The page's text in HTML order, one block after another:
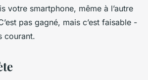
votre smartphone, même à l’autre
pas gagné, mais c’est faisable -
courant.